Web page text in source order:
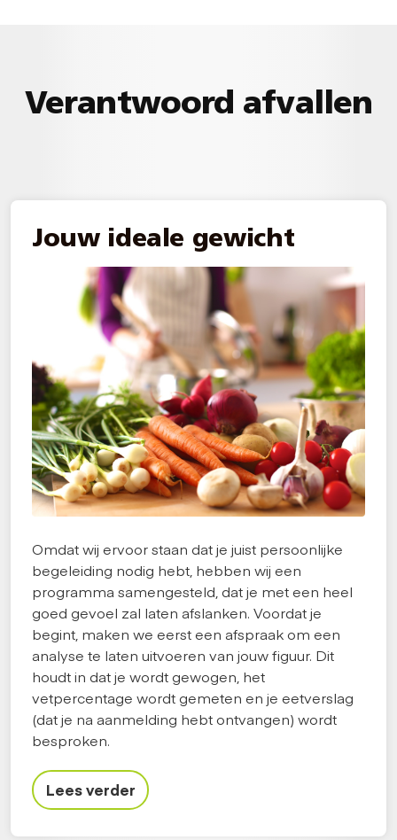
Verantwoord afvallen
Jouw ideale gewicht
Omdat wij ervoor staan dat je juist persoonlijke
begeleiding nodig hebt, hebben wij een
programma samengesteld, dat je met een heel
goed gevoel zal laten afslanken. Voordat je
begint, maken we eerst een afspraak om een
analyse te laten uitvoeren van jouw figuur. Dit
houdt in dat je wordt gewogen, het
vetpercentage wordt gemeten en je eetverslag
(dat je na aanmelding hebt ontvangen) wordt
besproken.
Lees verder